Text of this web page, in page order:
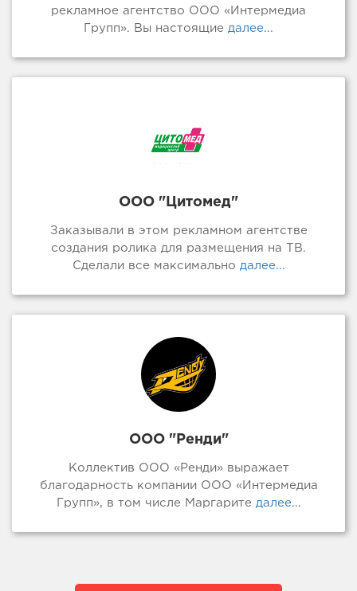
рекламное агентство ООО «Интермедиа
Групп». Вы настоящие далее...
ООО "Цитомед"
Заказывали в этом рекламном агентстве
создания ролика для размещения на ТВ.
Сделали все максимально далее...
ООО "Ренди"
Коллектив ООО «Ренди» выражает
благодарность компании ООО «Интермедиа
Групп», в том числе Маргарите далее...